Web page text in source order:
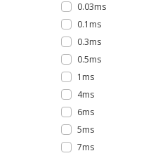
0.03ms
0.1ms
0.3ms
0.5ms
1ms
4ms
6ms
5ms
7ms